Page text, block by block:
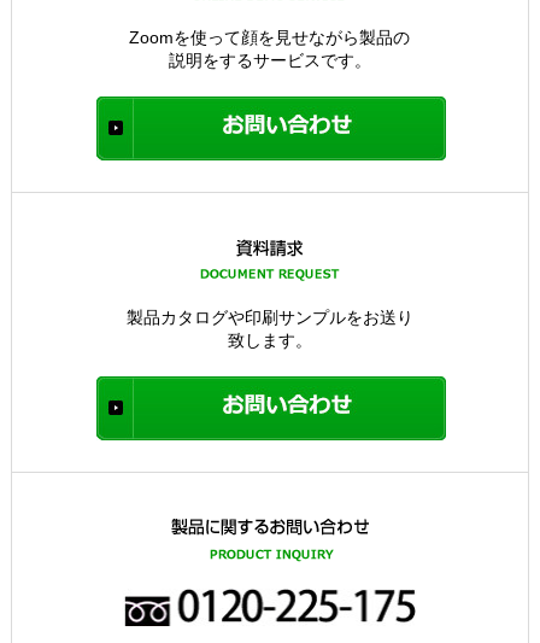
Zoomを使って顔を見せながら製品の
説明をするサービスです。
製品カタログや印刷サンプルをお送り
致します。